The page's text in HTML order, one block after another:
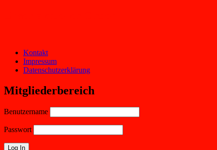
Kontakt
Impressum
Datenschutzerklärung
Mitgliederbereich
Benutzername
Passwort